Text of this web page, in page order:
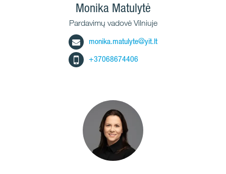
Monika Matulytė
Pardavimų vadovė Vilniuje
monika.matulyte@yit.lt
+37068674406